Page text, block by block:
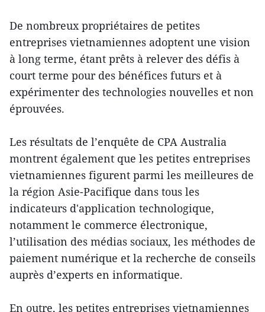
De nombreux propriétaires de petites
entreprises vietnamiennes adoptent une vision
à long terme, étant prêts à relever des défis à
court terme pour des bénéfices futurs et à
expérimenter des technologies nouvelles et non
éprouvées.
Les résultats de l’enquête de CPA Australia
montrent également que les petites entreprises
vietnamiennes figurent parmi les meilleures de
la région Asie-Pacifique dans tous les
indicateurs d'application technologique,
notamment le commerce électronique,
l’utilisation des médias sociaux, les méthodes de
paiement numérique et la recherche de conseils
auprès d’experts en informatique.
En outre, les petites entreprises vietnamiennes